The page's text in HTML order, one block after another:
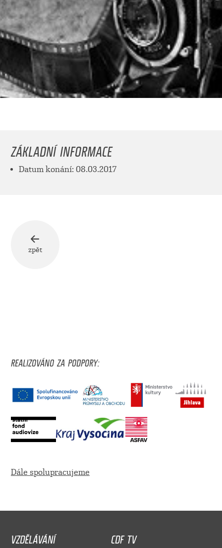
ZÁKLADNÍ INFORMACE
Datum konání: 08.03.2017
zpět
REALIZOVÁNO ZA PODPORY:
Dále spolupracujeme
VZDĚLÁVÁNÍ
CDF TV